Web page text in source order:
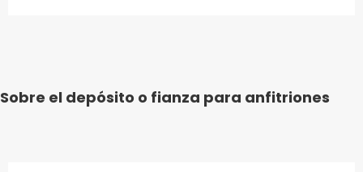
Sobre el depósito o fianza para anfitriones